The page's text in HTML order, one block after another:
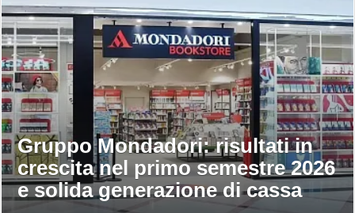
Gruppo Mondadori: risultati in
crescita nel primo semestre 2026
e solida generazione di cassa